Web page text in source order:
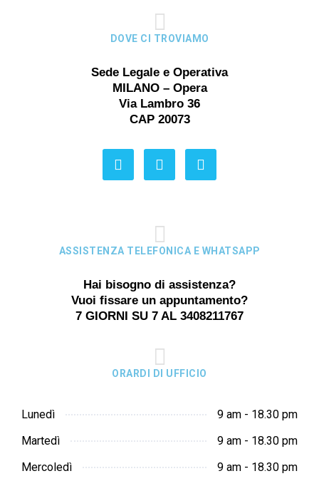
DOVE CI TROVIAMO
Sede Legale e Operativa
MILANO – Opera
Via Lambro 36
CAP 20073
ASSISTENZA TELEFONICA E WHATSAPP
Hai bisogno di assistenza?
Vuoi fissare un appuntamento?
7 GIORNI SU 7 AL 3408211767
ORARDI DI UFFICIO
Lunedì
9 am - 18.30 pm
Martedì
9 am - 18.30 pm
Mercoledì
9 am - 18.30 pm